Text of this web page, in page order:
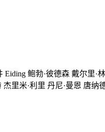
鲍勃·彼德森 戴尔里
里米·利里 丹尼·曼恩 唐